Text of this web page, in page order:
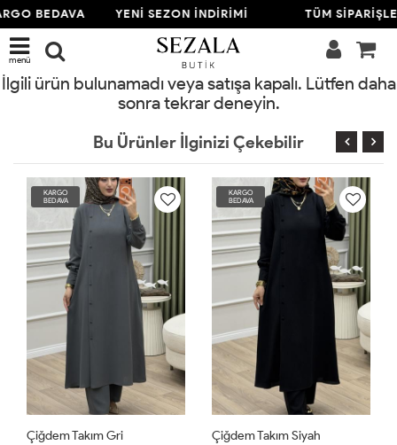
BEDAVA YENİ SEZON İNDİRİMİ TÜM
menü
İlgili ürün bulunamadı veya satışa kapalı. Lütfen daha
sonra tekrar deneyin.
Bu Ürünler İlginizi Çekebilir
KARGO
BEDAVA
Çiğdem Takım Gri
KARGO
BEDAVA
Çiğdem Takım Siyah